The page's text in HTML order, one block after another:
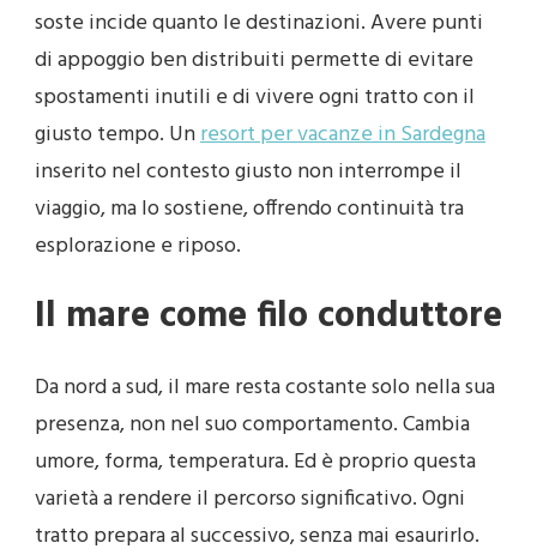
soste incide quanto le destinazioni. Avere punti
di appoggio ben distribuiti permette di evitare
spostamenti inutili e di vivere ogni tratto con il
giusto tempo. Unresort per vacanze in Sardegna
inserito nel contesto giusto non interrompe il
viaggio, ma lo sostiene, offrendo continuità tra
esplorazione e riposo.
Il mare come filo conduttore
Da nord a sud, il mare resta costante solo nella sua
presenza, non nel suo comportamento. Cambia
umore, forma, temperatura. Ed è proprio questa
varietà a rendere il percorso significativo. Ogni
tratto prepara al successivo, senza mai esaurirlo.